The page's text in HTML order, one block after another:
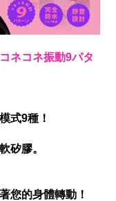
ネコネ振動9パタ
式9種！
矽膠。
您的身體轉動！